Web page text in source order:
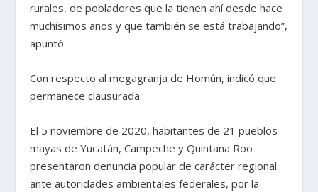
rurales, de pobladores que la tienen ahí desde hace
muchísimos años y que también se está trabajando”,
apuntó.
Con respecto al megagranja de Homún, indicó que
permanece clausurada.
El 5 noviembre de 2020, habitantes de 21 pueblos
mayas de Yucatán, Campeche y Quintana Roo
presentaron denuncia popular de carácter regional
ante autoridades ambientales federales, por la